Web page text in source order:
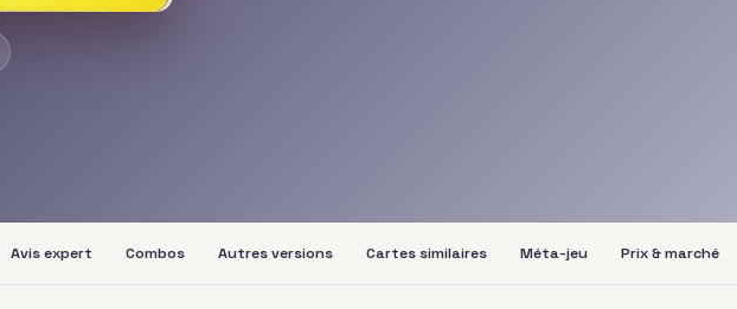
Avis expert Combos Autres versions Cartes similaires Méta-jeu Prix & marché